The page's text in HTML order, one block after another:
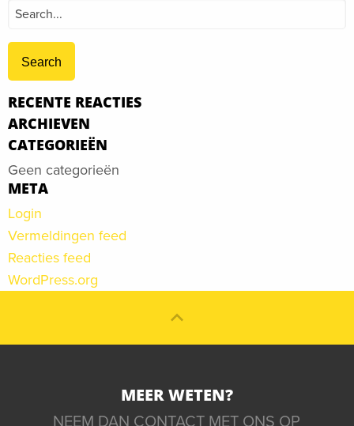
Search
RECENTE REACTIES
ARCHIEVEN
CATEGORIEËN
Geen categorieën
META
Login
Vermeldingen feed
Reacties feed
WordPress.org
MEER WETEN?
NEEM DAN CONTACT MET ONS OP